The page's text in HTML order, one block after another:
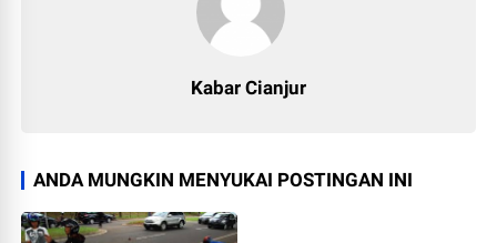
Kabar Cianjur
ANDA MUNGKIN MENYUKAI POSTINGAN INI